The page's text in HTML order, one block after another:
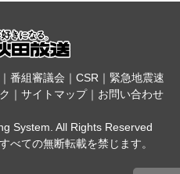
｜ 番組審議会 ｜ CSR ｜ 緊急地震速
｜ サイトマップ｜ お問い合わせ
System. All Rights Reserved
べての無断転載を禁じます。